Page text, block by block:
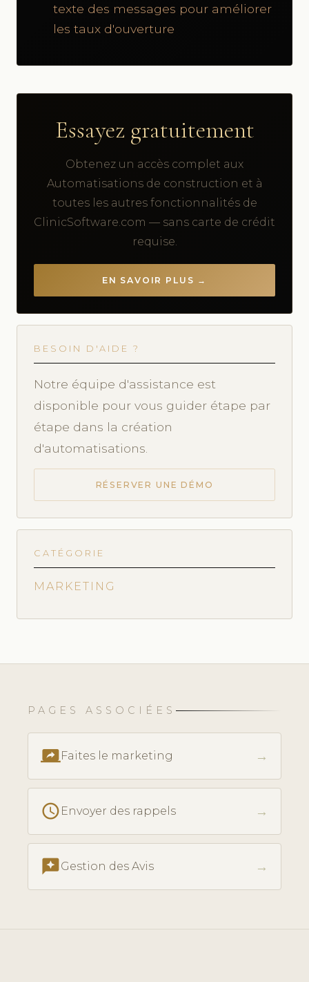
texte des messages pour améliorer
les taux d'ouverture
Essayez gratuitement
Obtenez un accès complet aux
Automatisations de construction et à
toutes les autres fonctionnalités de
ClinicSoftware.com — sans carte de crédit
requise.
EN SAVOIR PLUS →
BESOIN D'AIDE ?
Notre équipe d'assistance est
disponible pour vous guider étape par
étape dans la création
d'automatisations.
RÉSERVER UNE DÉMO
CATÉGORIE
MARKETING
PAGES ASSOCIÉES
screen_shareFaites le marketing →
schedule Envoyer des rappels →
reviewsGestion des Avis →